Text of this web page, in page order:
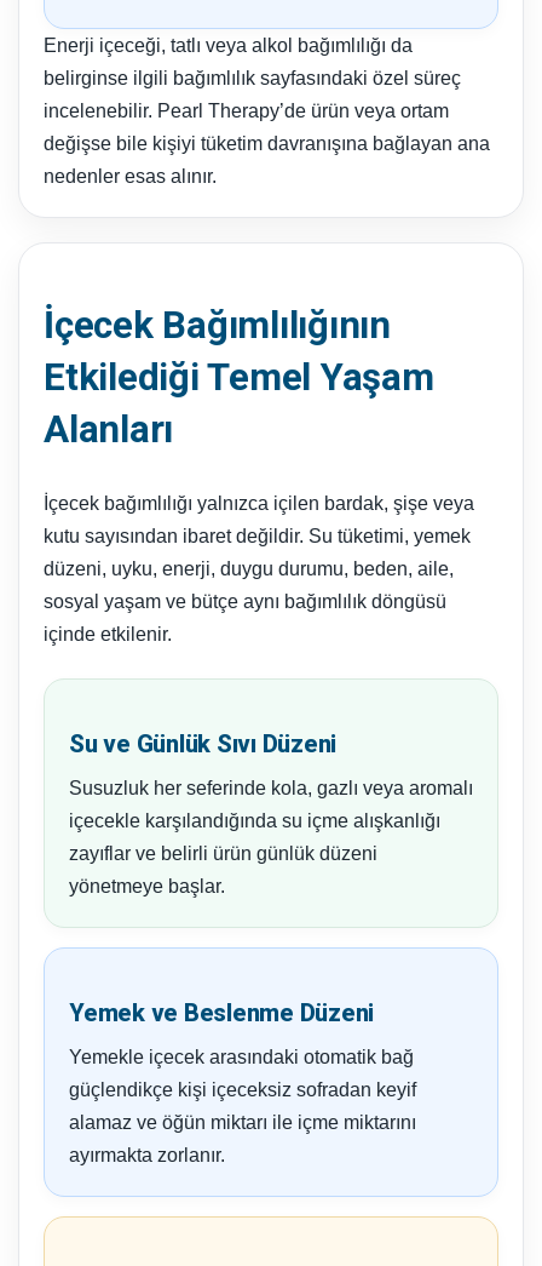
Enerji içeceği, tatlı veya alkol bağımlılığı da
belirginse ilgili bağımlılık sayfasındaki özel süreç
incelenebilir. Pearl Therapy’de ürün veya ortam
değişse bile kişiyi tüketim davranışına bağlayan ana
nedenler esas alınır.
İçecek Bağımlılığının
Etkilediği Temel Yaşam
Alanları
İçecek bağımlılığı yalnızca içilen bardak, şişe veya
kutu sayısından ibaret değildir. Su tüketimi, yemek
düzeni, uyku, enerji, duygu durumu, beden, aile,
sosyal yaşam ve bütçe aynı bağımlılık döngüsü
içinde etkilenir.
Su ve Günlük Sıvı Düzeni
Susuzluk her seferinde kola, gazlı veya aromalı
içecekle karşılandığında su içme alışkanlığı
zayıflar ve belirli ürün günlük düzeni
yönetmeye başlar.
Yemek ve Beslenme Düzeni
Yemekle içecek arasındaki otomatik bağ
güçlendikçe kişi içeceksiz sofradan keyif
alamaz ve öğün miktarı ile içme miktarını
ayırmakta zorlanır.